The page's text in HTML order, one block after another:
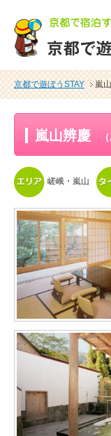
京都で遊ぼうSTAY 嵐
嵐山辨慶
嵯峨・嵐山